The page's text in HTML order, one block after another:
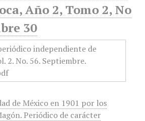
Año 2, Tomo 2, No
30
de México en 1901 por los
Periódico de carácter